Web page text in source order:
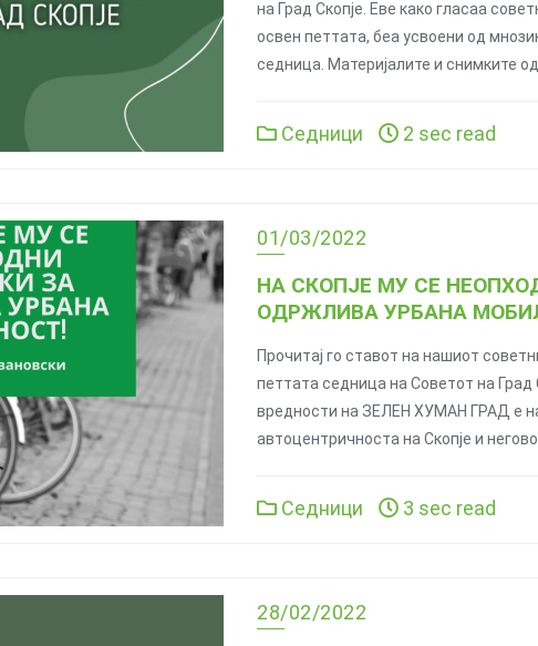
на Град Скопје. Еве како гласаа
освен петтата, беа усвоени од
седница. Материјалите и снимките од
Седници 2 sec read
01/03/2022
НА СКОПЈЕ МУ СЕ
ОДРЖЛИВА УРБАНА
Прочитај го ставот на нашиот
петтата седница на Советот на Град
вредности на ЗЕЛЕН ХУМАН ГРАД е
автоцентричноста на Скопје и
Седници 3 sec read
28/02/2022